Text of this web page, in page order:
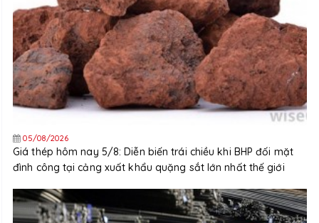
05/08/2026
Giá thép hôm nay 5/8: Diễn biến trái chiều khi BHP đối mặt
đình công tại cảng xuất khẩu quặng sắt lớn nhất thế giới